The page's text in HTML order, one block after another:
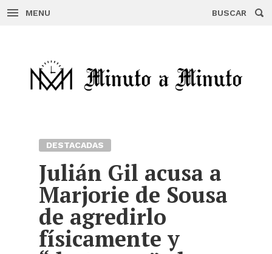
MENU BUSCAR
DESTACADAS
Julián Gil acusa a
Marjorie de Sousa
de agredirlo
físicamente y